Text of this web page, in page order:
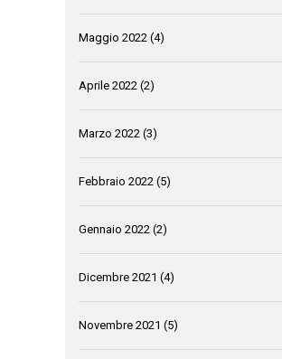
Maggio 2022 (4)
Aprile 2022 (2)
Marzo 2022 (3)
Febbraio 2022 (5)
Gennaio 2022 (2)
Dicembre 2021 (4)
Novembre 2021 (5)